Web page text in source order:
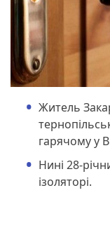
Житель
гарячому у
Нині 28-
ізоляторі.